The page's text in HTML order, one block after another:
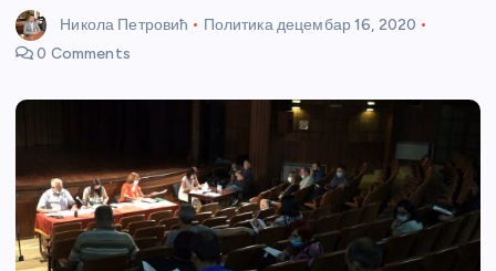
Никола Петровић Политикадецембар 16, 2020
0 Comments